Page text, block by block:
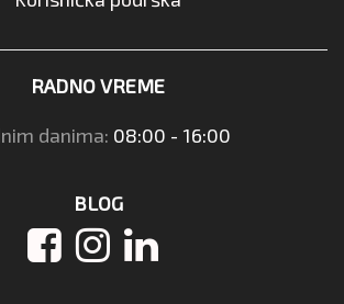
RADNO VREME
danima: 08:00 - 16:00
BLOG